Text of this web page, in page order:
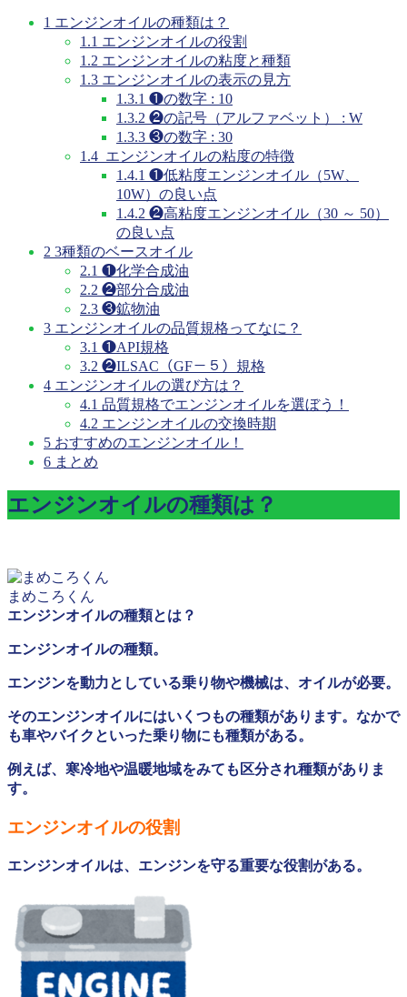
1 エンジンオイルの種類は？
1.1 エンジンオイルの役割
1.2 エンジンオイルの粘度と種類
1.3 エンジンオイルの表示の見方
1.3.1 ❶の数字 : 10
1.3.2 ❷の記号（アルファベット） : W
1.3.3 ❸の数字 : 30
1.4 エンジンオイルの粘度の特徴
1.4.1 ❶低粘度エンジンオイル（5W、
10W）の良い点
1.4.2 ❷高粘度エンジンオイル（30 ～ 50）
の良い点
2 3種類のベースオイル
2.1 ❶化学合成油
2.2 ❷部分合成油
2.3 ❸鉱物油
3 エンジンオイルの品質規格ってなに？
3.1 ❶API規格
3.2 ❷ILSAC（GF－５）規格
4 エンジンオイルの選び方は？
4.1 品質規格でエンジンオイルを選ぼう！
4.2 エンジンオイルの交換時期
5 おすすめのエンジンオイル！
6 まとめ
エンジンオイルの種類は？
まめころくん
エンジンオイルの種類とは？
エンジンオイルの種類。
エンジンを動力としている乗り物や機械は、オイルが必要。
そのエンジンオイルにはいくつもの種類があります。なかで
も車やバイクといった乗り物にも種類がある。
例えば、寒冷地や温暖地域をみても区分され種類がありま
す。
エンジンオイルの役割
エンジンオイルは、エンジンを守る重要な役割がある。